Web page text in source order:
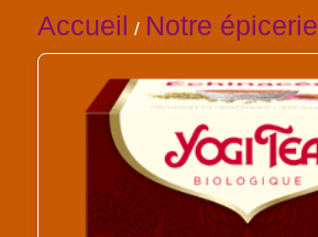
Accueil / Notre épicerie